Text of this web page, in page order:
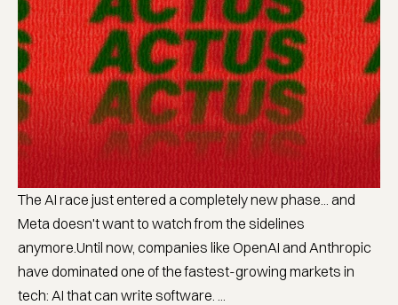
The AI race just entered a completely new phase... and
Meta doesn't want to watch from the sidelines
anymore.Until now, companies like OpenAI and Anthropic
have dominated one of the fastest-growing markets in
tech: AI that can write software. ...